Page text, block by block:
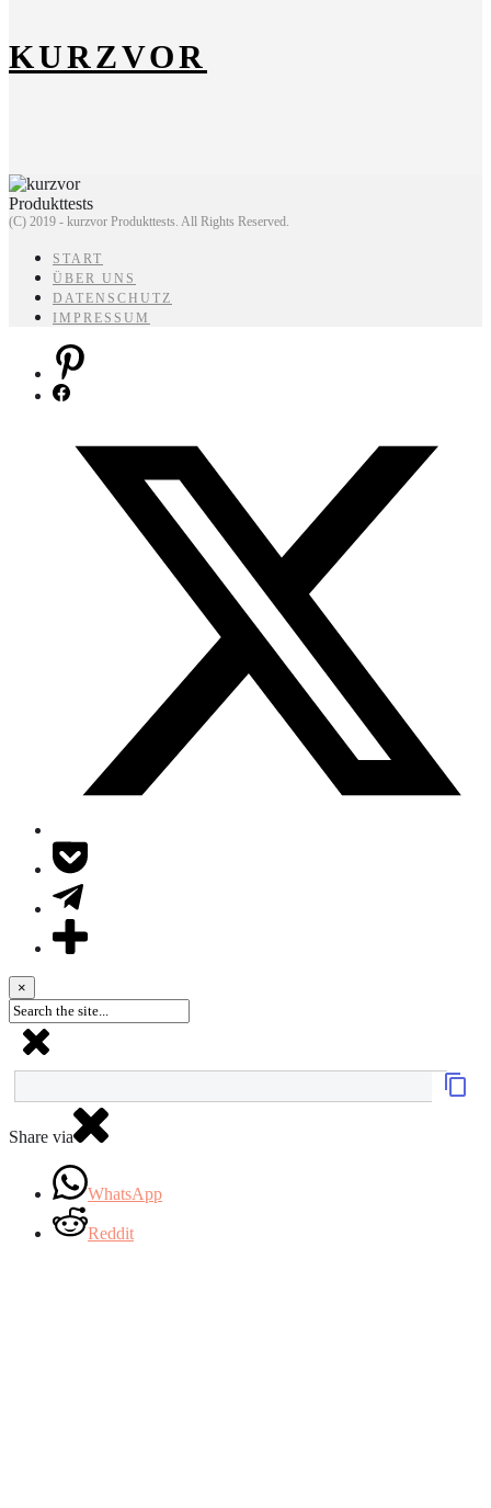
KURZVOR
(C) 2019 - kurzvor Produkttests. All Rights Reserved.
START
ÜBER UNS
DATENSCHUTZ
IMPRESSUM
×
Share via
WhatsApp
Reddit